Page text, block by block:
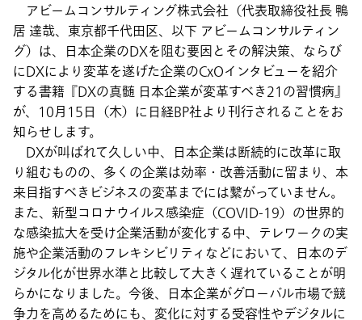
アビームコンサルティング株式会社（代表取締役社長 鴨
居 達哉、東京都千代田区、以下 アビームコンサルティン
グ）は、日本企業のDXを阻む要因とその解決策、ならび
にDXにより変革を遂げた企業のCxOインタビューを紹介
する書籍『DXの真髄 日本企業が変革すべき21の習慣病』
が、10月15日（木）に日経BP社より刊行されることをお
知らせします。
DXが叫ばれて久しい中、日本企業は断続的に改革に取
り組むものの、多くの企業は効率・改善活動に留まり、本
来目指すべきビジネスの変革までには繋がっていません。
また、新型コロナウイルス感染症（COVID-19）の世界的
な感染拡大を受け企業活動が変化する中、テレワークの実
施や企業活動のフレキシビリティなどにおいて、日本のデ
ジタル化が世界水準と比較して大きく遅れていることが明
らかになりました。今後、日本企業がグローバル市場で競
争力を高めるためにも、変化に対する受容性やデジタルに